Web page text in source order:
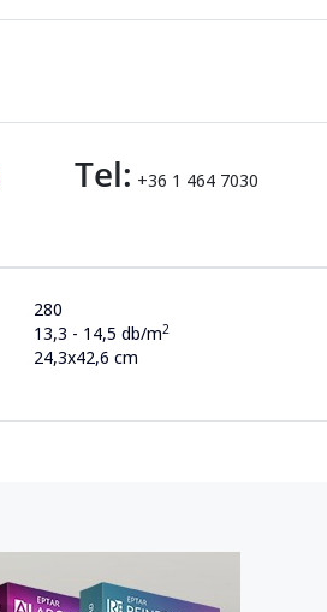
Tel: +36 1 464 7030
280
13,3 - 14,5 db/m2
24,3x42,6 cm